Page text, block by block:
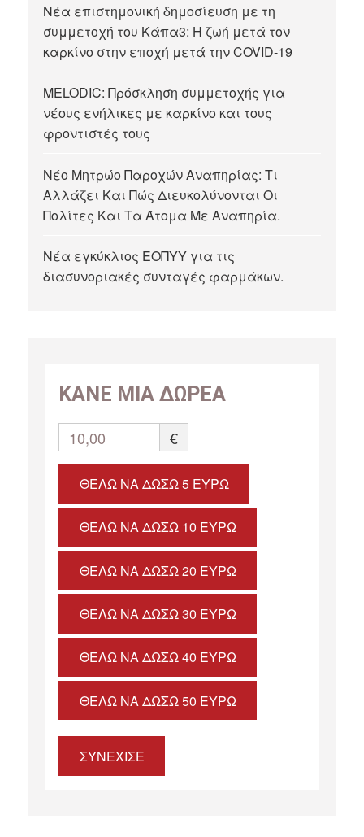
Νέα επιστημονική δημοσίευση με τη
συμμετοχή του Κάπα3: Η ζωή μετά τον
καρκίνο στην εποχή μετά την COVID-19
MELODIC: Πρόσκληση συμμετοχής για
νέους ενήλικες με καρκίνο και τους
φροντιστές τους
Νέο Μητρώο Παροχών Αναπηρίας: Τι
Αλλάζει Και Πώς Διευκολύνονται Οι
Πολίτες Και Τα Άτομα Με Αναπηρία.
Νέα εγκύκλιος ΕΟΠΥΥ για τις
διασυνοριακές συνταγές φαρμάκων.
ΚΑΝΕ ΜΙΑ ΔΩΡΕΑ
10,00 €
ΘΈΛΩ ΝΑ ΔΏΣΩ 5 ΕΥΡΏ
ΘΈΛΩ ΝΑ ΔΏΣΩ 10 ΕΥΡΏ
ΘΈΛΩ ΝΑ ΔΏΣΩ 20 ΕΥΡΏ
ΘΈΛΩ ΝΑ ΔΏΣΩ 30 ΕΥΡΏ
ΘΈΛΩ ΝΑ ΔΏΣΩ 40 ΕΥΡΏ
ΘΈΛΩ ΝΑ ΔΏΣΩ 50 ΕΥΡΏ
ΣΥΝΕΧΙΣΕ